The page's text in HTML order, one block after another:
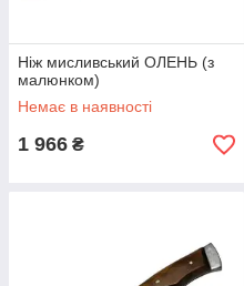
Ніж мисливський ОЛЕНЬ (з
малюнком)
Немає в наявності
1 966 ₴